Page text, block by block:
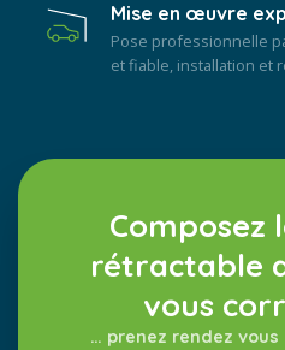
Mise en œuvre
Pose professionnelle
et fiable, installation et
Composez
rétractable
vous
… prenez rendez